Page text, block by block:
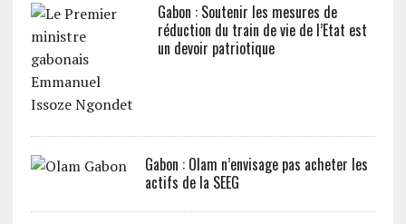
Gabon : Soutenir les mesures de
réduction du train de vie de l’Etat est
un devoir patriotique
Gabon : Olam n’envisage pas acheter les
actifs de la SEEG